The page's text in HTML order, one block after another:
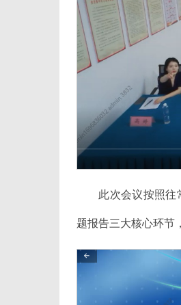
此次会议按照往
题报告三大核心环节